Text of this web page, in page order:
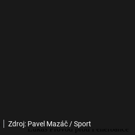
Zdroj: Pavel Mazáč / Sport